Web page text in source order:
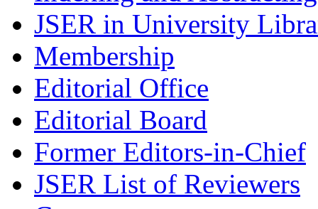
JSER in University
Membership
Editorial Office
Editorial Board
Former Editors-in-Chief
JSER List of Reviewers